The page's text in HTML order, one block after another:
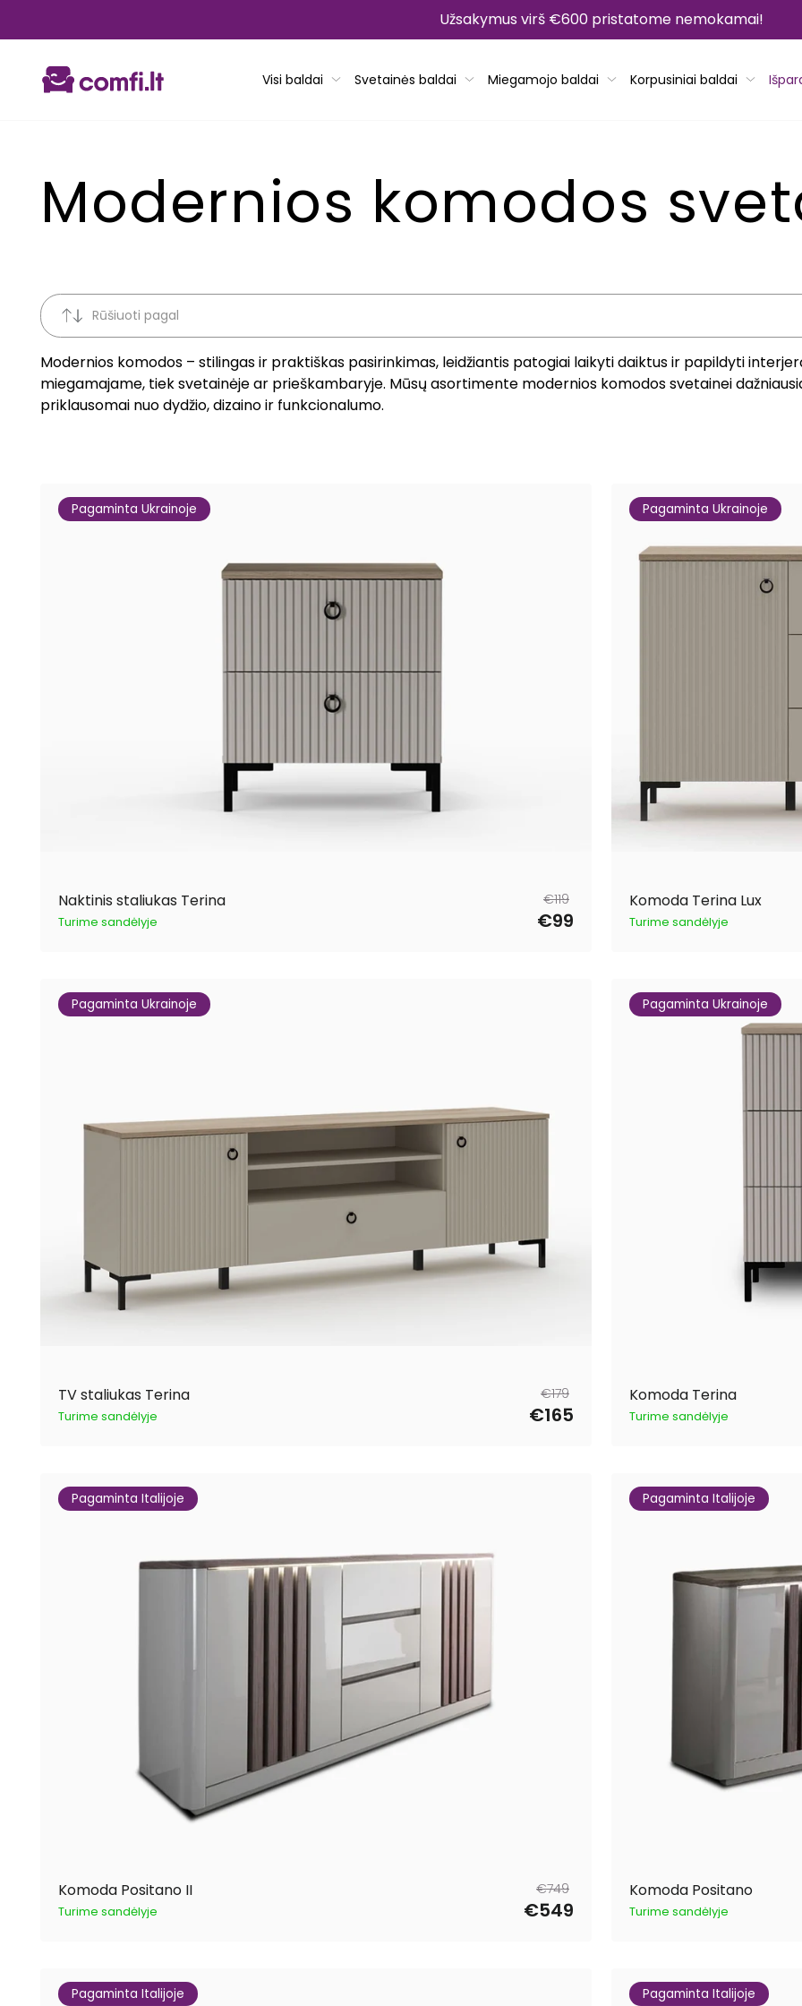
Užsakymus virš €600 pristatome nemokamai!
Visi baldai Svetainės baldai Miegamojo baldai Korpusiniai baldai
Modernios komodos
Rūšiuoti pagal
Modernios komodos – stilingas ir praktiškas pasirinkimas, leidžiantis patogiai laikyti daiktus ir papildyti
miegamajame, tiek svetainėje ar prieškambaryje. Mūsų asortimente modernios komodos svetainei
priklausomai nuo dydžio, dizaino ir funkcionalumo.
Pagaminta Ukrainoje
Naktinis staliukas Terina
Turime sandėlyje
Reguliari
€119
Išpardavimo
€99
Pagaminta Ukrainoje
Komoda Terina Lux
Turime sandėlyje
Pagaminta Ukrainoje
TV staliukas Terina
Turime sandėlyje
Reguliari
kaina
€179
Išpardavimo
kaina€165
Pagaminta Ukrainoje
Komoda Terina
Turime sandėlyje
Pagaminta Italijoje
Komoda Positano II
Turime sandėlyje
Reguliari
kaina
€749
Išpardavimo
kaina€549
Pagaminta Italijoje
Komoda Positano
Turime sandėlyje
Pagaminta Italijoje Pagaminta Italijoje